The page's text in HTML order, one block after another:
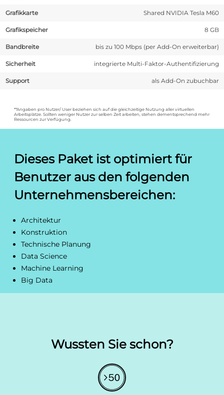
Grafikkarte Shared NVIDIA Tesla M60
Grafikspeicher 8 GB
Bandbreite bis zu 100 Mbps (per Add-On erweiterbar)
Sicherheit integrierte Multi-Faktor-Authentifizierung
Support als Add-On zubuchbar
**Angaben pro Nutzer/ User beziehen sich auf die gleichzeitige Nutzung aller virtuellen
Arbeitsplätze. Sollten weniger Nutzer zur selben Zeit arbeiten, stehen dementsprechend mehr
Ressourcen zur Verfügung.
Dieses Paket ist optimiert für
Benutzer aus den folgenden
Unternehmensbereichen:
Architektur
Konstruktion
Technische Planung
Data Science
Machine Learning
Big Data
Wussten Sie schon?